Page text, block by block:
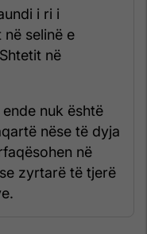
i ri i
selinë e
në
nuk është
nëse të dyja
në
zyrtarë të tjerë